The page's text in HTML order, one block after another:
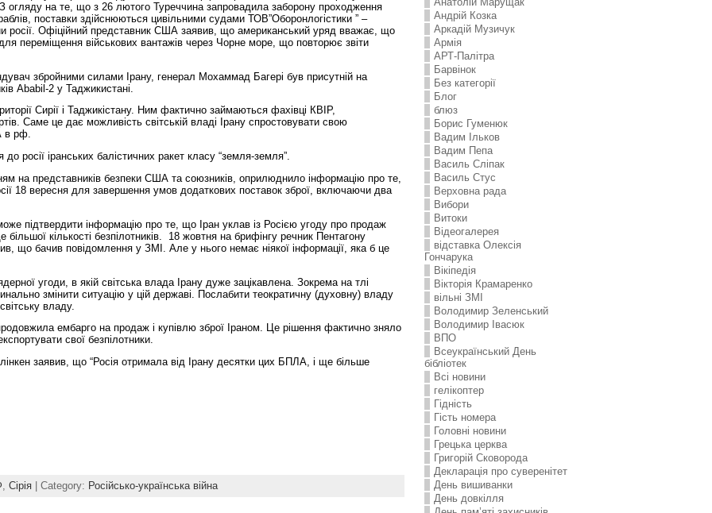
огляду на те, що з 26 лютого Туреччина запровадила заборону проходження
поставки здійснюються цивільними судами ТОВ”Оборонлогістики ” –
росії. Офіційний представник США заявив, що американський уряд вважає, що
переміщення військових вантажів через Чорне море, що повторює звіти
збройними силами Ірану, генерал Мохаммад Багері був присутній на
Ababil-2 у Таджикистані.
Сирії і Таджикістану. Ним фактично займаються фахівці КВІР,
Саме це дає можливість світській владі Ірану спростовувати свою
в рф.
росії іранських балістичних ракет класу “земля-земля”.
на представників безпеки США та союзників, оприлюднило інформацію про те,
18 вересня для завершення умов додаткових поставок зброї, включаючи два
підтвердити інформацію про те, що Іран уклав із Росією угоду про продаж
кількості безпілотників. 18 жовтня на брифінгу речник Пентагону
що бачив повідомлення у ЗМІ. Але у нього немає ніякої інформації, яка б це
угоди, в якій світська влада Ірану дуже зацікавлена. Зокрема на тлі
змінити ситуацію у цій державі. Послабити теократичну (духовну) владу
владу.
ембарго на продаж і купівлю зброї Іраном. Це рішення фактично зняло
свої безпілотники.
заявив, що “Росія отримала від Ірану десятки цих БПЛА, і ще більше
Сірія | Category: Російсько-українська війна
Андрій Козка
Аркадій Музичук
Армія
АРТ-Палітра
Барвінок
Без категорії
Блог
блюз
Борис Гуменюк
Вадим Ільков
Вадим Пепа
Василь Сліпак
Василь Стус
Верховна рада
Вибори
Витоки
Відеогалерея
відставка Олексія
Гончарука
Вікіпедія
Вікторія Крамаренко
вільні ЗМІ
Володимир Зеленський
Володимир Івасюк
ВПО
Всеукраїнський День
бібліотек
Всі новини
гелікоптер
Гідність
Гість номера
Головні новини
Грецька церква
Григорій Сковорода
Декларація про суверенітет
День вишиванки
День довкілля